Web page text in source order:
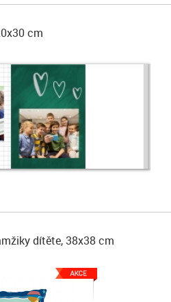
cm
dítěte, 38x38 cm